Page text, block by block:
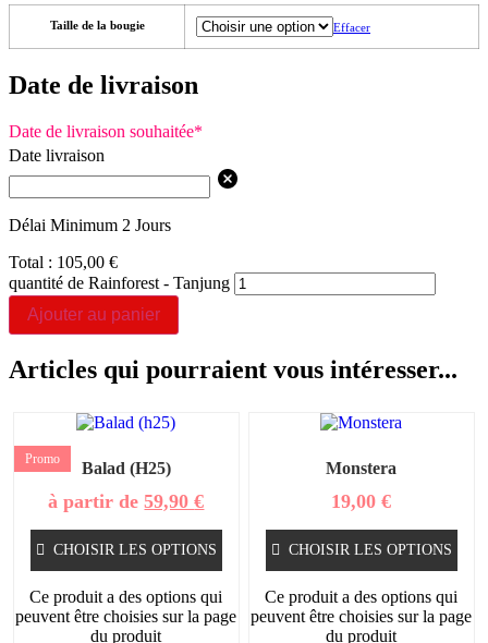
Taille de la bougie Effacer
Date de livraison
Date de livraison souhaitée*
Date livraison
Délai Minimum 2 Jours
Total : 105,00 €
quantité de Rainforest - Tanjung
Ajouter au panier
Articles qui pourraient vous intéresser...
Balad (h25)
Promo
à partir de59,90€
CHOISIR LES OPTIONS
Ce produit a des options qui
peuvent être choisies sur la page
du produit
Monstera
19,00€
CHOISIR LES OPTIONS
Ce produit a des options qui
peuvent être choisies sur la page
du produit